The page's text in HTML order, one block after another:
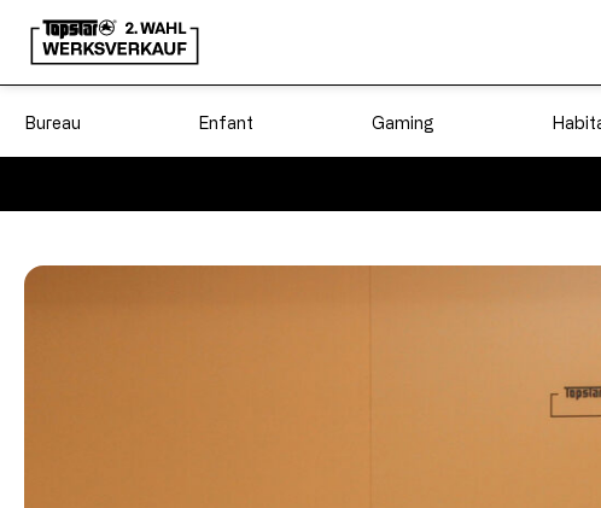
Bureau Enfant Gaming